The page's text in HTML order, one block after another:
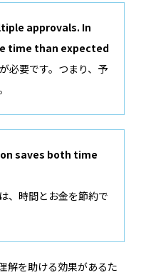
approvals. In
time than expected
必要です。つまり、予
saves both time
、時間とお金を節約で
解を助ける効果があるた